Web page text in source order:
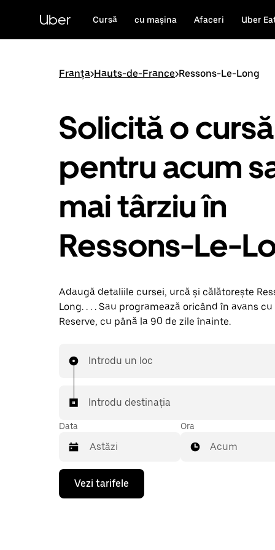
conținutul
principal
Uber Cursă cu mașina Afaceri Uber
Franța>Hauts-de-France>Ressons-Le-Long
Solicită o cursă
pentru acum
mai târziu în
Ressons-Le-
Adaugă detaliile cursei, urcă și călătorește
Long. . . . Sau programează oricând în avans cu
Reserve, cu până la 90 de zile înainte.
Introdu un loc
Introdu destinația
Data
Pentru
deschide
Ora
Acum
Vezi tarifele